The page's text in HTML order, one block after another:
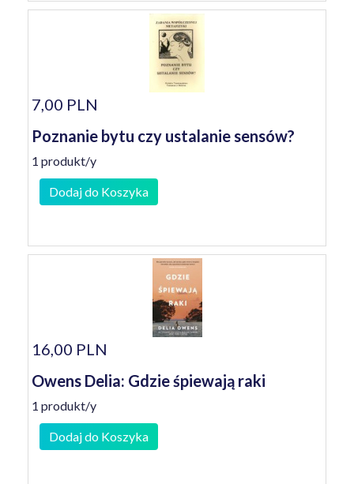
7,00 PLN
Poznanie bytu czy ustalanie sensów?
1 produkt/y
Dodaj do Koszyka
16,00 PLN
Owens Delia: Gdzie śpiewają raki
1 produkt/y
Dodaj do Koszyka